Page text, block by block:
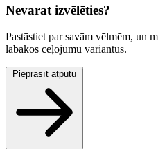
Nevarat izvēlēties?
Pastāstiet par savām vēlmēm, un
labākos ceļojumu variantus.
Pieprasīt atpūtu